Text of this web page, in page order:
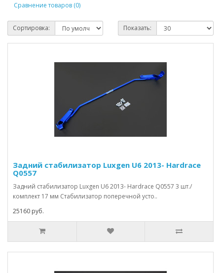
Сравнение товаров (0)
Сортировка: Показать:
Задний стабилизатор Luxgen U6 2013- Hardrace
Q0557
Задний стабилизатор Luxgen U6 2013- Hardrace Q0557 3 шт./
комплект 17 мм Стабилизатор поперечной усто..
25160 руб.